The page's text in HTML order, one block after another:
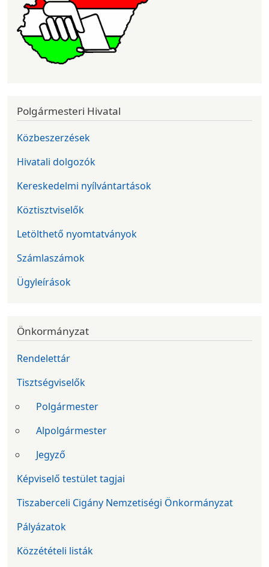
Polgármesteri Hivatal
Közbeszerzések
Hivatali dolgozók
Kereskedelmi nyílvántartások
Köztisztviselők
Letölthető nyomtatványok
Számlaszámok
Ügyleírások
Önkormányzat
Rendelettár
Tisztségviselők
Polgármester
Alpolgármester
Jegyző
Képviselő testület tagjai
Tiszaberceli Cigány Nemzetiségi Önkormányzat
Pályázatok
Közzétételi listák